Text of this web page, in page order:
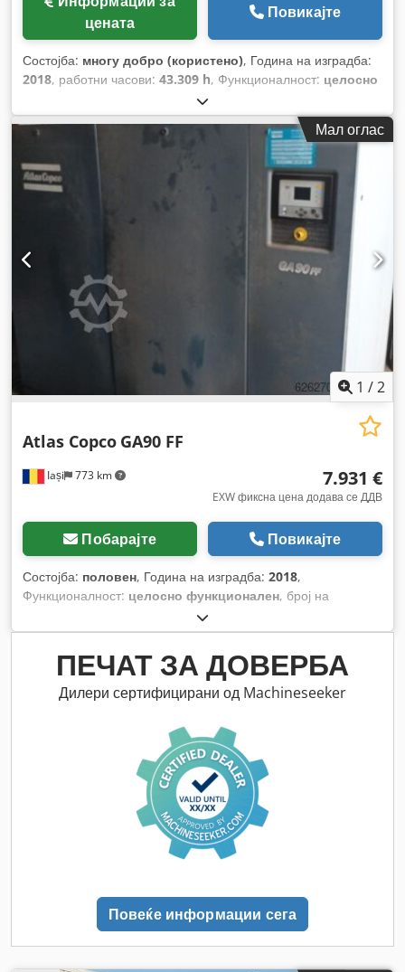
цената
Повикајте
Состојба: многу добро (користено), Година на изградба:
2018, работни часови: 43.309 h, Функционалност: целосно
Мал оглас
1 /2
Iași 773 km
Atlas Copco GA90 FF
7.931 €
EXW фиксна цена додава се ДДВ
Побарајте Повикајте
Состојба: половен, Година на изградба: 2018,
Функционалност: целосно функционален, број на
ПЕЧАТ ЗА ДОВЕРБА
Дилери сертифицирани од Machineseeker
Повеќе информации сега